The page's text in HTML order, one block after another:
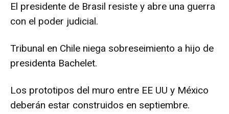
El presidente de Brasil resiste y abre una guerra
con el poder judicial.
Tribunal en Chile niega sobreseimiento a hijo de
presidenta Bachelet.
Los prototipos del muro entre EE UU y México
deberán estar construidos en septiembre.